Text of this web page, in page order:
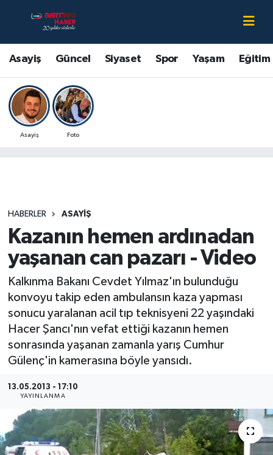
Asayiş Güncel Siyaset Spor Yaşam Eğitim
Asayiş Foto
HABERLER ASAYIŞ
Kazanın hemen ardınadan
yaşanan can pazarı - Video
Kalkınma Bakanı Cevdet Yılmaz'ın bulunduğu
konvoyu takip eden ambulansın kaza yapması
sonucu yaralanan acil tıp teknisyeni 22 yaşındaki
Hacer Şancı'nın vefat ettiği kazanın hemen
sonrasında yaşanan zamanla yarış Cumhur
Gülenç'in kamerasına böyle yansıdı.
13.05.2013 - 17:10
YAYINLANMA
Asayiş
Bartın Hakkında
Çevre
Eğitim
Kültür-Sanat
Magazin
Medya
Sağlık
Sinema
Sivil Toplum
Siyaset
Spor
Bartın Nöbetçi Eczaneler
Bartın Hava Durumu
Bartin Namaz Vakitleri
Bartın Trafik Yoğunluk Haritası
Son Dakika Haberleri
Haber Arşivi